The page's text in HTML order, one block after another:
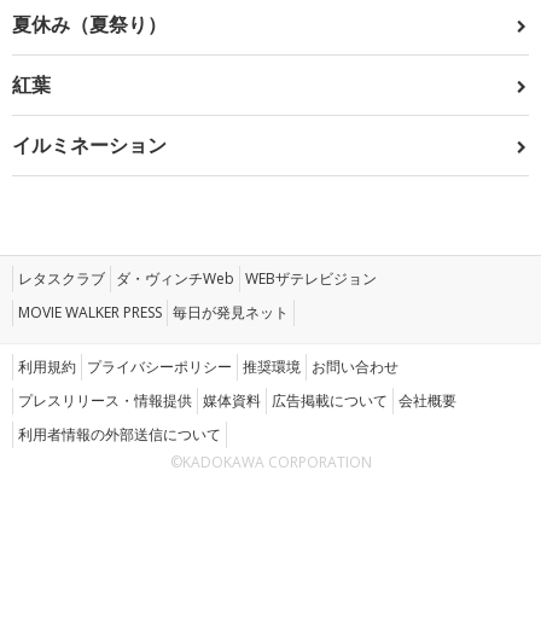
夏休み（夏祭り）
紅葉
イルミネーション
レタスクラブ ダ・ヴィンチWeb WEBザテレビジョン
MOVIE WALKER PRESS 毎日が発見ネット
利用規約 プライバシーポリシー 推奨環境 お問い合わせ
プレスリリース・情報提供 媒体資料 広告掲載について 会社概要
利用者情報の外部送信について
©KADOKAWA CORPORATION